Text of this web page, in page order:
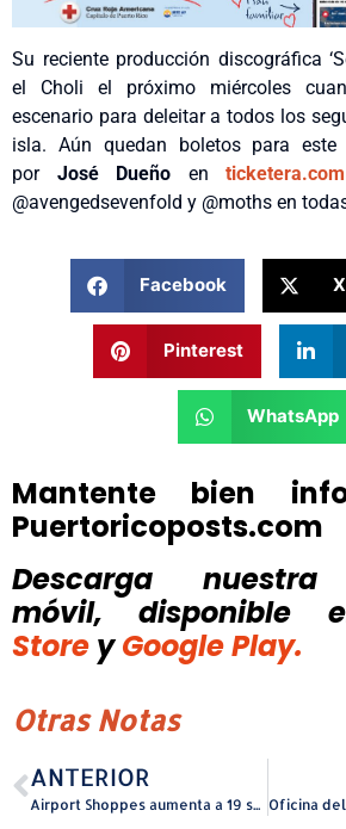
Su reciente producción discográfica
el Choli el próximo miércoles
escenario para deleitar a todos los
isla. Aún quedan boletos para este
por José Dueño enticketera.com
@avengedsevenfold y @moths en
Facebook
Pinterest
WhatsApp
Mantente bien
Puertoricoposts.com
Descarga nuestra
móvil, disponible
Store y Google Play.
Otras Notas
ANTERIOR
Airport Shoppes aumenta a 19 sus estaciones de autoservicio para agilizar el proceso de compra de alimentos en el aereopuerto Muñoz Marín